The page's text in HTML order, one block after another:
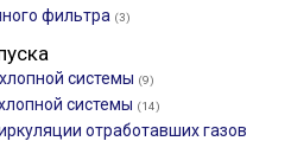
фильтра (3)
системы (9)
системы (14)
отработавших газов